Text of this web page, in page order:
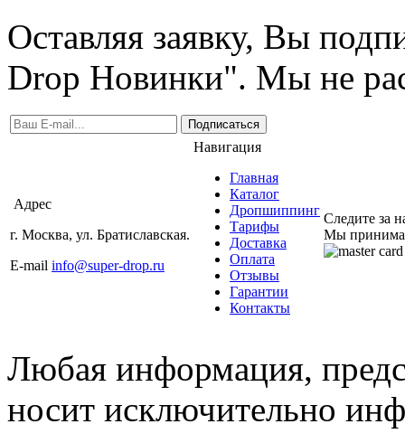
Оставляя заявку, Вы
Drop Новинки". Мы не
Подписаться
Адрес
г. Москва, ул. Братиславская.
E-mail info@super-drop.ru
Навигация
Главная
Каталог
Дропшиппинг
Тарифы
Доставка
Оплата
Отзывы
Гарантии
Контакты
Следите за
Мы
Любая информация,
носит исключительно